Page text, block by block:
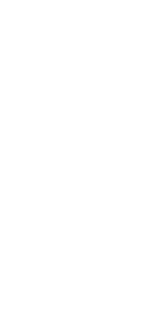
số lượng